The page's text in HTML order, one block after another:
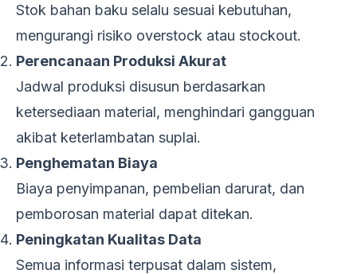
Stok bahan baku selalu sesuai kebutuhan,
mengurangi risiko overstock atau stockout.
Perencanaan Produksi Akurat
Jadwal produksi disusun berdasarkan
ketersediaan material, menghindari gangguan
akibat keterlambatan suplai.
Penghematan Biaya
Biaya penyimpanan, pembelian darurat, dan
pemborosan material dapat ditekan.
Peningkatan Kualitas Data
Semua informasi terpusat dalam sistem,